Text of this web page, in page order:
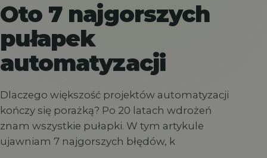
Oto 7 najgorszych
pułapek
automatyzacji
Dlaczego większość projektów automatyzacji
kończy się porażką? Po 20 latach wdrożeń
znam wszystkie pułapki. W tym artykule
ujawniam 7 najgorszych błędów, k